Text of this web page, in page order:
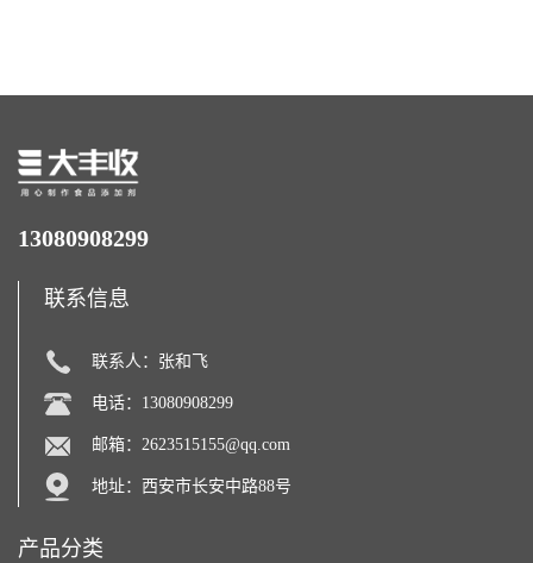
13080908299
联系信息
联系人：张和飞
电话：13080908299
邮箱： 2623515155@qq.com
地址：西安市长安中路88号
产品分类